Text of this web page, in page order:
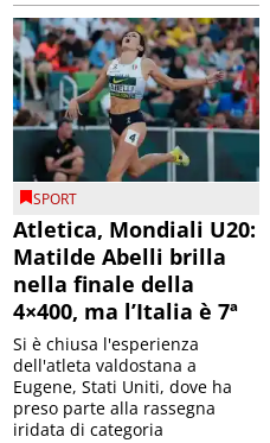
SPORT
Atletica, Mondiali U20:
Matilde Abelli brilla
nella finale della
4×400, ma l’Italia è 7ª
Si è chiusa l'esperienza
dell'atleta valdostana a
Eugene, Stati Uniti, dove ha
preso parte alla rassegna
iridata di categoria